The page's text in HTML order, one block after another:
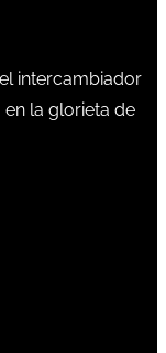
intercambiador
en la glorieta de